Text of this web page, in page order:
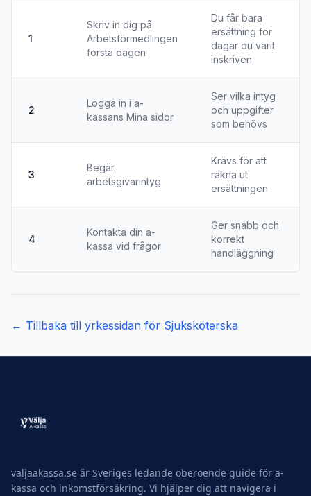
1
Skriv in dig på
Arbetsförmedlingen
första dagen
Du får bara
ersättning för
dagar du varit
inskriven
2
Logga in i a-
kassans Mina sidor
Ser vilka intyg
och uppgifter
som behövs
3
Begär
arbetsgivarintyg
Krävs för att
räkna ut
ersättningen
4
Kontakta din a-
kassa vid frågor
Ger snabb och
korrekt
handläggning
← Tillbaka till yrkessidan för Sjuksköterska
valjaakassa.se är Sveriges ledande oberoende guide för a-
kassa och inkomstförsäkring. Vi hjälper dig att navigera i